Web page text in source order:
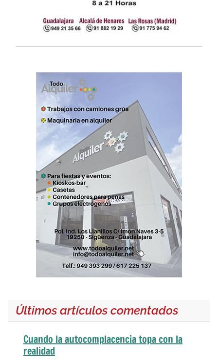
Últimos artículos comentados
Cuando la autocomplacencia topa con la
realidad